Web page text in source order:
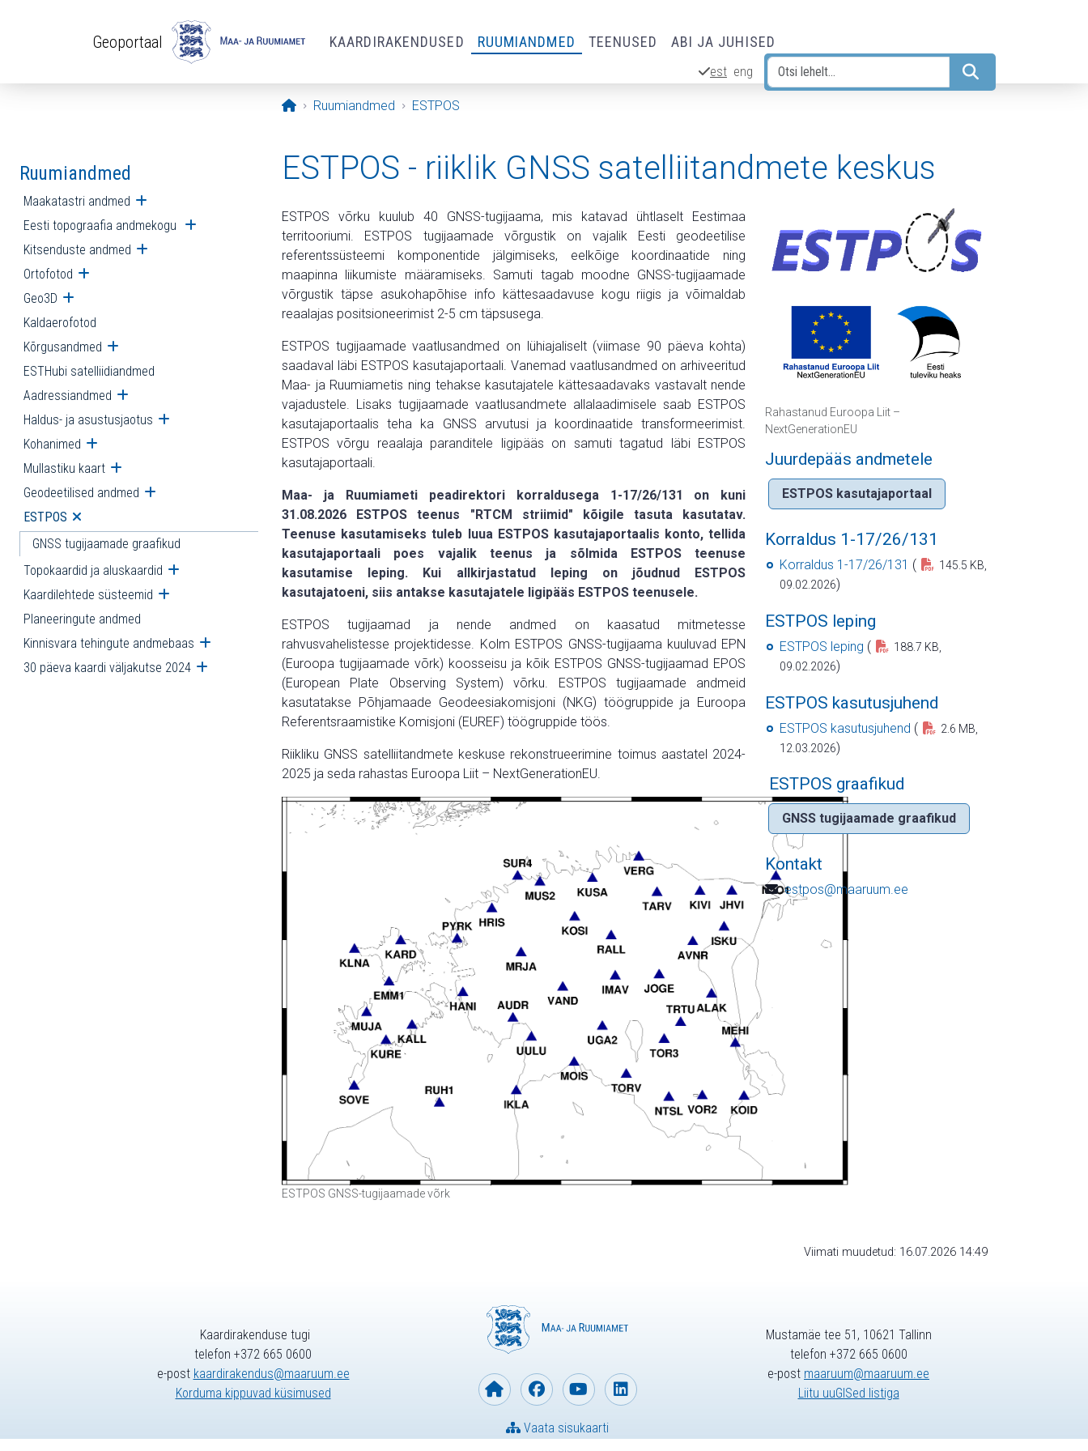
Geoportaal KAARDIRAKENDUSED RUUMIANDMED TEENUSED ABI JA JUHISED
est eng
Otsi
Avaleht
Ruumiandmed ESTPOS
Ruumiandmed
Maakatastri andmed Ava alammenüü
Eesti topograafia andmekogu Ava alammenüü
Kitsenduste andmed Ava alammenüü
Ortofotod Ava alammenüü
Geo3D Ava alammenüü
Kaldaerofotod
Kõrgusandmed Ava alammenüü
ESTHubi satelliidiandmed
Aadressiandmed Ava alammenüü
Haldus- ja asustusjaotus Ava alammenüü
Kohanimed Ava alammenüü
Mullastiku kaart Ava alammenüü
Geodeetilised andmed Ava alammenüü
ESTPOS Ava alammenüü
GNSS tugijaamade graafikud
Topokaardid ja aluskaardid Ava alammenüü
Kaardilehtede süsteemid Ava alammenüü
Planeeringute andmed
Kinnisvara tehingute andmebaas Ava alammenüü
30 päeva kaardi väljakutse 2024 Ava alammenüü
ESTPOS - riiklik GNSS satelliitandmete keskus
ESTPOS võrku kuulub 40 GNSS-tugijaama, mis katavad ühtlaselt Eestimaa
territooriumi. ESTPOS tugijaamade võrgustik on vajalik Eesti geodeetilise
referentssüsteemi komponentide jälgimiseks, eelkõige koordinaatide ning
maapinna liikumiste määramiseks. Samuti tagab moodne GNSS-tugijaamade
võrgustik täpse asukohapõhise info kättesaadavuse kogu riigis ja võimaldab
reaalajas positsioneerimist 2-5 cm täpsusega.
ESTPOS tugijaamade vaatlusandmed on lühiajaliselt (viimase 90 päeva kohta)
saadaval läbi ESTPOS kasutajaportaali. Vanemad vaatlusandmed on arhiveeritud
Maa- ja Ruumiametis ning tehakse kasutajatele kättesaadavaks vastavalt nende
vajadustele. Lisaks tugijaamade vaatlusandmete allalaadimisele saab ESTPOS
kasutajaportaalis teha ka GNSS arvutusi ja koordinaatide transformeerimist.
ESTPOS võrgu reaalaja paranditele ligipääs on samuti tagatud läbi ESTPOS
kasutajaportaali.
Maa- ja Ruumiameti peadirektori korraldusega 1-17/26/131 on kuni
31.08.2026 ESTPOS teenus "RTCM striimid" kõigile tasuta kasutatav.
Teenuse kasutamiseks tuleb luua ESTPOS kasutajaportaalis konto, tellida
kasutajaportaali poes vajalik teenus ja sõlmida ESTPOS teenuse
kasutamise leping. Kui allkirjastatud leping on jõudnud ESTPOS
kasutajatoeni, siis antakse kasutajatele ligipääs ESTPOS teenusele.
ESTPOS tugijaamad ja nende andmed on kaasatud mitmetesse
rahvusvahelistesse projektidesse. Kolm ESTPOS GNSS-tugijaama kuuluvad EPN
(Euroopa tugijaamade võrk) koosseisu ja kõik ESTPOS GNSS-tugijaamad EPOS
(European Plate Observing System) võrku. ESTPOS tugijaamade andmeid
kasutatakse Põhjamaade Geodeesiakomisjoni (NKG) töögruppide ja Euroopa
Referentsraamistike Komisjoni (EUREF) töögruppide töös.
Riikliku GNSS satelliitandmete keskuse rekonstrueerimine toimus aastatel 2024-
2025 ja seda rahastas Euroopa Liit – NextGenerationEU.
ESTPOS GNSS-tugijaamade võrk
Rahastanud Euroopa Liit –
NextGenerationEU
Juurdepääs andmetele
ESTPOS kasutajaportaal
Korraldus 1-17/26/131
Korraldus 1-17/26/131 (
145.5 KB,
09.02.2026)
ESTPOS leping
ESTPOS leping (
188.7 KB,
09.02.2026)
ESTPOS kasutusjuhend
ESTPOS kasutusjuhend (
2.6 MB,
12.03.2026)
ESTPOS graafikud
GNSS tugijaamade graafikud
Kontakt
estpos@maaruum.ee
Viimati muudetud: 16.07.2026 14:49
Kaardirakenduse tugi
telefon +372 665 0600
e-post kaardirakendus@maaruum.ee
Korduma kippuvad küsimused
Vaata sisukaarti
Mustamäe tee 51, 10621 Tallinn
telefon +372 665 0600
e-post maaruum@maaruum.ee
Liitu uuGISed listiga